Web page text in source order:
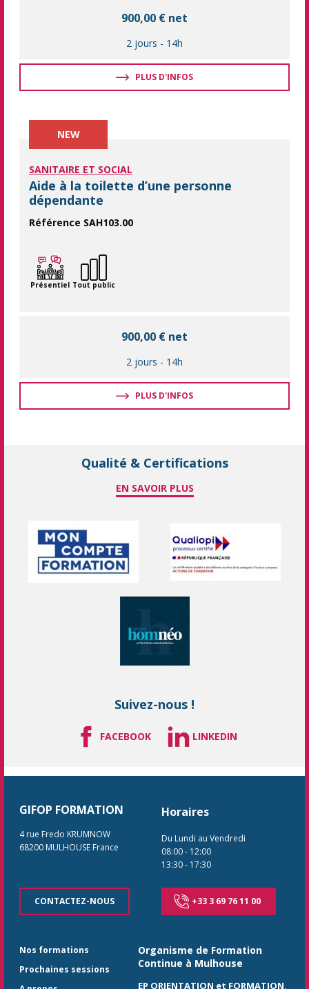
900,00 € net
2 jours - 14h
PLUS D'INFOS
NEW
SANITAIRE ET SOCIAL
Aide à la toilette d’une personne
dépendante
Référence SAH103.00
Présentiel Tout public
900,00 € net
2 jours - 14h
PLUS D'INFOS
Qualité & Certifications
EN SAVOIR PLUS
Suivez-nous !
FACEBOOK LINKEDIN
GIFOP FORMATION
4 rue Fredo KRUMNOW
68200 MULHOUSE France
CONTACTEZ-NOUS
Horaires
Du Lundi au Vendredi
08:00- 12:00
13:30- 17:30
+33 3 69 76 11 00
Nos formations
Prochaines sessions
Organisme de Formation
Continue à Mulhouse
EP ORIENTATION et FORMATION,